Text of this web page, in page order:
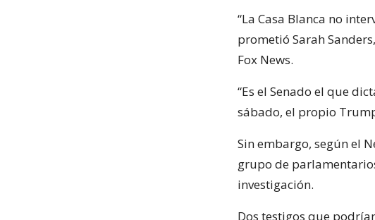
“La Casa Blanca no
prometió Sarah
Fox News.
“Es el Senado el que
sábado, el propio
Sin embargo, según el
grupo de
investigación.
Dos testigos que